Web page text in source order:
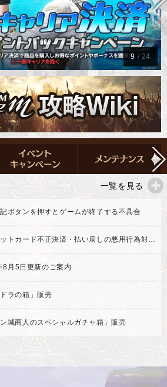
10 / 24
一覧を見る
ボタンを押すとゲームが終了する不具合
8月5日更新のご案内
ドラの箱」販売
ン城商人のスペシャルガチャ箱」販売